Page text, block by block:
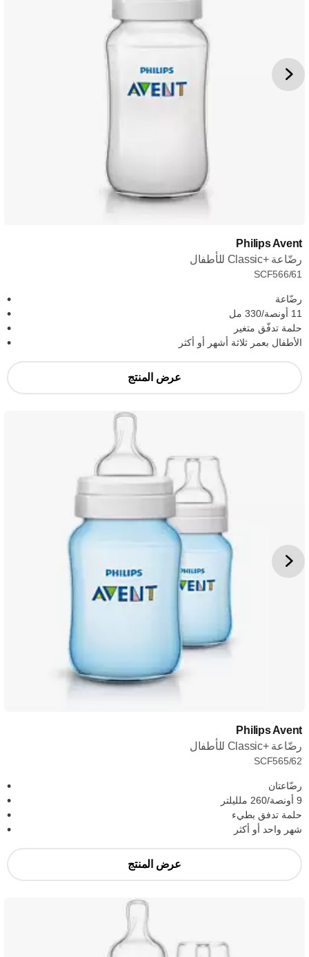
Philips Avent
رضّاعة Classic+‎ للأطفال
SCF566/61
رضّاعة
11 أونصة/330 مل
حلمة تدفّق متغير
الأطفال بعمر ثلاثة أشهر أو أكثر
عرض المنتج
Philips Avent
رضّاعة Classic+‎ للأطفال
SCF565/62
رضّاعتان
9 أونصة/260 ملليلتر
حلمة تدفق بطيء
شهر واحد أو أكثر
عرض المنتج